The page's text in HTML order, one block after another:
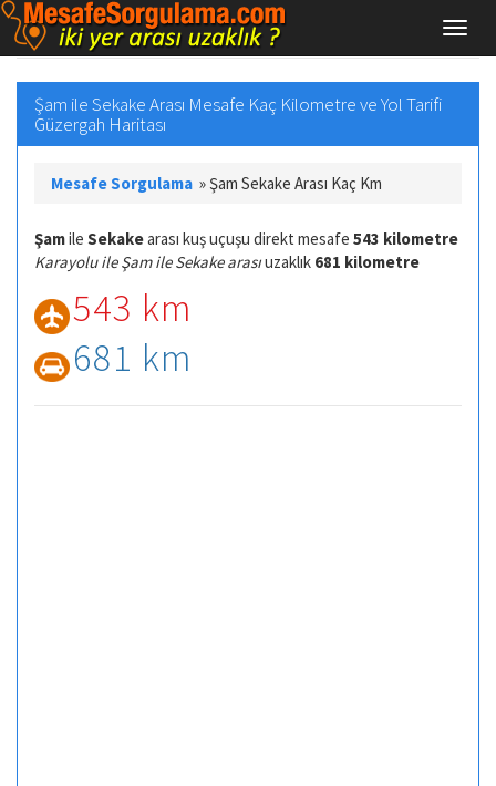
Şam ile Sekake Arası Mesafe Kaç Kilometre ve Yol Tarifi
Güzergah Haritası
Mesafe Sorgulama »Şam Sekake Arası Kaç Km
Şamile Sekakearası kuş uçuşu direkt mesafe 543 kilometre
Karayolu ile Şam ile Sekake arasıuzaklık 681 kilometre
543 km
681 km